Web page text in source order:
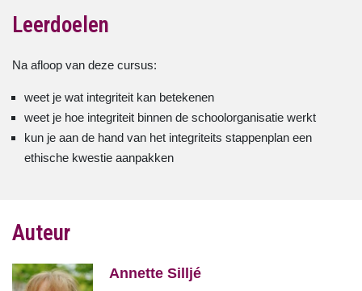
Leerdoelen
Na afloop van deze cursus:
weet je wat integriteit kan betekenen
weet je hoe integriteit binnen de schoolorganisatie werkt
kun je aan de hand van het integriteits stappenplan een
ethische kwestie aanpakken
Auteur
Annette Silljé